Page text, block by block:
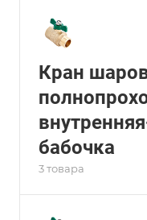
Кран
бабочка
3 товара